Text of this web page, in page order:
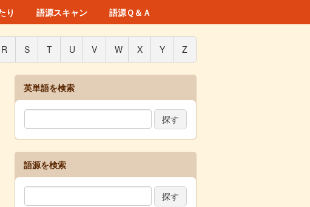
り 語源スキャン 語源Ｑ＆Ａ
R S T U V W X Y Z
英単語を検索
語源を検索